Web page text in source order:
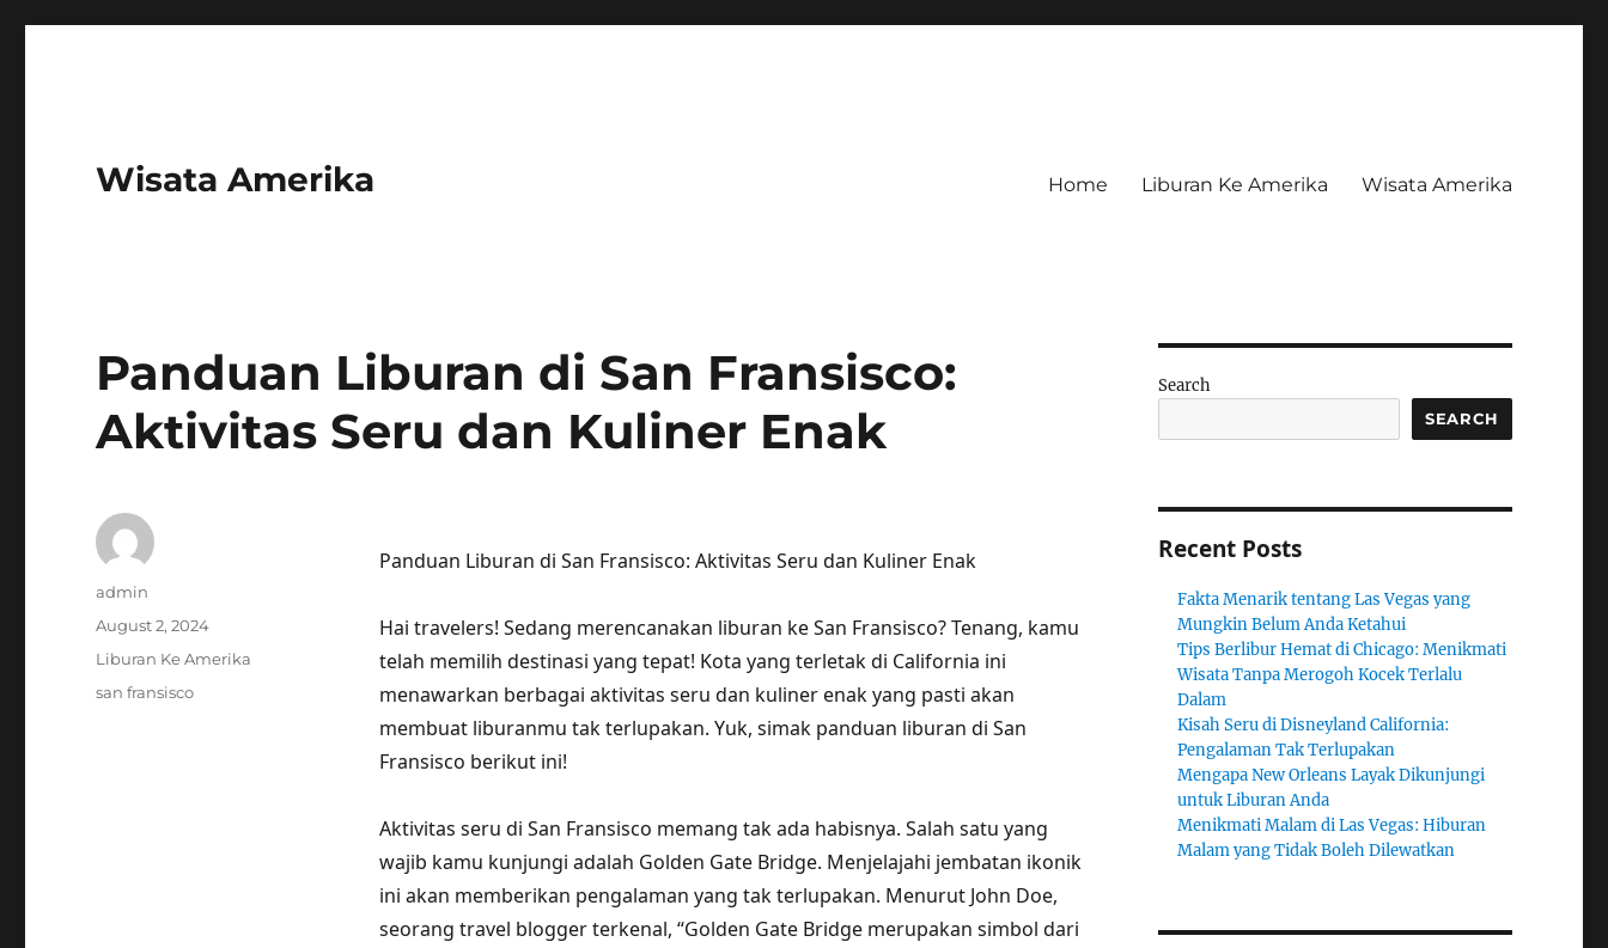
Wisata Amerika Home Liburan Ke Amerika Wisata Amerika
Panduan Liburan di San Fransisco:
Aktivitas Seru dan Kuliner Enak
Panduan Liburan di San Fransisco: Aktivitas Seru dan Kuliner Enak
Hai travelers! Sedang merencanakan liburan ke San Fransisco? Tenang, kamu
telah memilih destinasi yang tepat! Kota yang terletak di California ini
menawarkan berbagai aktivitas seru dan kuliner enak yang pasti akan
membuat liburanmu tak terlupakan. Yuk, simak panduan liburan di San
Fransisco berikut ini!
Aktivitas seru di San Fransisco memang tak ada habisnya. Salah satu yang
wajib kamu kunjungi adalah Golden Gate Bridge. Menjelajahi jembatan ikonik
ini akan memberikan pengalaman yang tak terlupakan. Menurut John Doe,
seorang travel blogger terkenal, “Golden Gate Bridge merupakan simbol dari
Author
admin
Posted
on
August 2, 2024
Categories
Liburan Ke Amerika
Tags
san fransisco
Search
SEARCH
Recent Posts
Fakta Menarik tentang Las Vegas yang
Mungkin Belum Anda Ketahui
Tips Berlibur Hemat di Chicago: Menikmati
Wisata Tanpa Merogoh Kocek Terlalu
Dalam
Kisah Seru di Disneyland California:
Pengalaman Tak Terlupakan
Mengapa New Orleans Layak Dikunjungi
untuk Liburan Anda
Menikmati Malam di Las Vegas: Hiburan
Malam yang Tidak Boleh Dilewatkan